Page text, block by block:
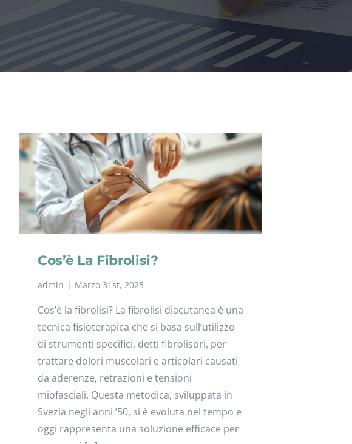
Cos’è La Fibrolisi?
admin | Marzo 31st, 2025
Cos’è la fibrolisi? La fibrolisi diacutanea è una
tecnica fisioterapica che si basa sull’utilizzo
di strumenti specifici, detti fibrolisori, per
trattare dolori muscolari e articolari causati
da aderenze, retrazioni e tensioni
miofasciali. Questa metodica, sviluppata in
Svezia negli anni ’50, si è evoluta nel tempo e
oggi rappresenta una soluzione efficace per